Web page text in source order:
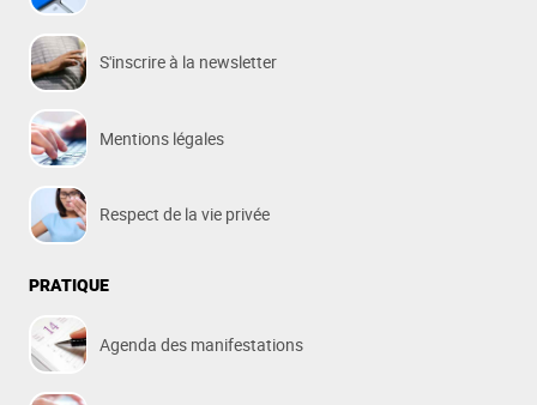
S'inscrire à la newsletter
Mentions légales
Respect de la vie privée
PRATIQUE
Agenda des manifestations